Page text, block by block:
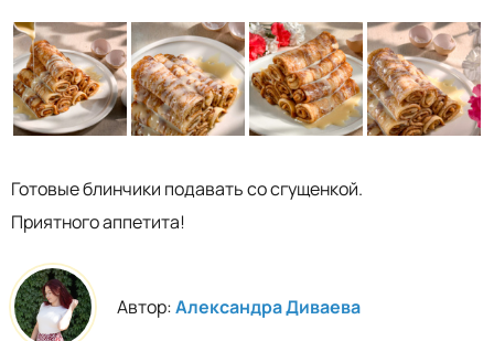
Готовые блинчики подавать со сгущенкой.
Приятного аппетита!
Автор:Александра Диваева